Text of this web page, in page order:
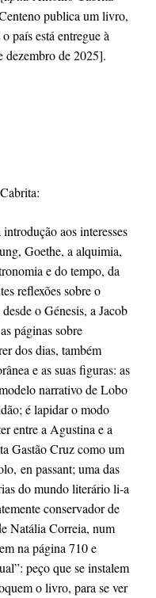
publica um livro,
país está entregue à
dezembro de 2025].
aos interesses
Goethe, a alquimia,
e do tempo, da
reflexões sobre o
o Génesis, a Jacob
páginas sobre
dos dias, também
e as suas figuras: as
narrativo de Lobo
é lapidar o modo
entre a Agustina e a
Gastão Cruz como um
en passant; uma das
do mundo literário li-a
conservador de
Natália Correia, num
na página 710 e
peço que se instalem
o livro, para se ver